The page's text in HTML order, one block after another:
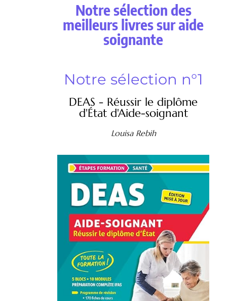
Notre sélection des
meilleurs livres sur aide
soignante
Notre sélection n°1
DEAS - Réussir le diplôme
d'État d'Aide-soignant
Louisa Rebih